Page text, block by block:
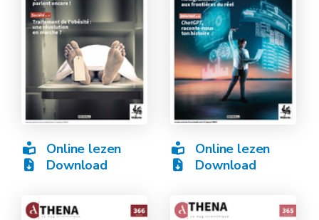
Online lezen
Download
Online lezen
Download